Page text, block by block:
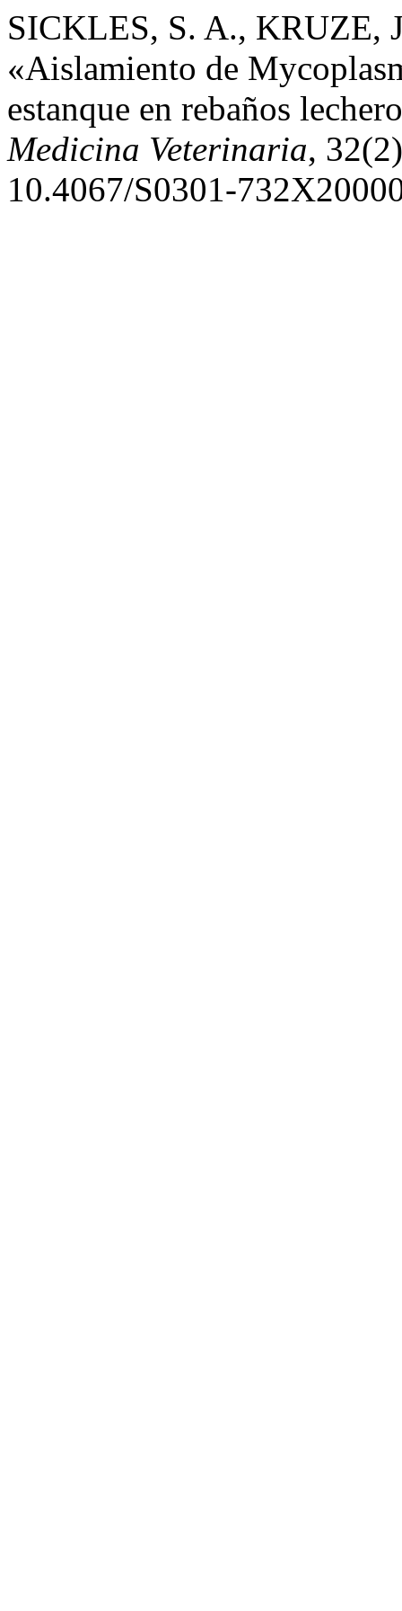
SICKLES, S. A., KRUZE,
«Aislamiento de
estanque en rebaños
Medicina Veterinaria,
10.4067/S0301-